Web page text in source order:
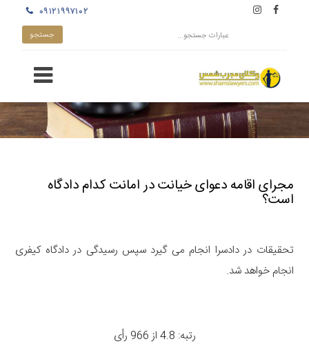
۰۹۱۲۱۹۹۷۱۰۲
مجرای اقامه دعوای خیانت در امانت کدام دادگاه
است؟
تحقیقات در دادسرا انجام می گیرد سپس رسیدگی در دادگاه کیفری
انجام خواهد شد.
رتبه: 4.8 از 966 رأی